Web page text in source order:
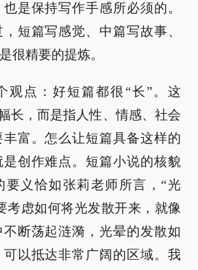
是保持写作手感所必须的。
短篇写感觉、中篇写故事、
很精要的提炼。
观点：好短篇都很“长”。这
长，而是指人性、情感、社会
富。怎么让短篇具备这样的
创作难点。短篇小说的核貌
要义恰如张莉老师所言，“光
考虑如何将光发散开来，就像
断荡起涟漪，光晕的发散如
可以抵达非常广阔的区域。我